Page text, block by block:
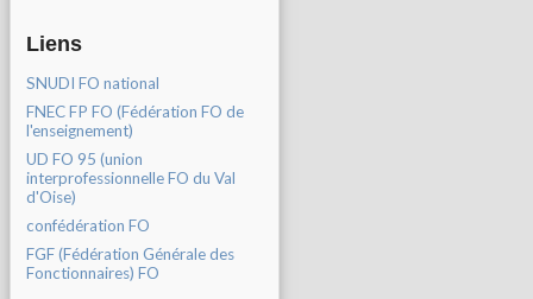
Liens
SNUDI FO national
FNEC FP FO (Fédération FO de
l'enseignement)
UD FO 95 (union
interprofessionnelle FO du Val
d'Oise)
confédération FO
FGF (Fédération Générale des
Fonctionnaires) FO